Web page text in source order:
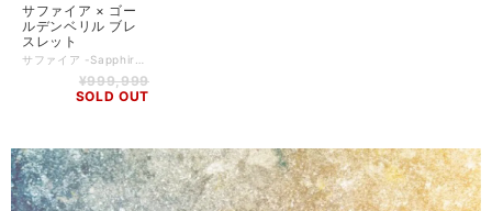
サファイア × ゴー
ルデンベリル ブレ
スレット
¥999,999
SOLD OUT